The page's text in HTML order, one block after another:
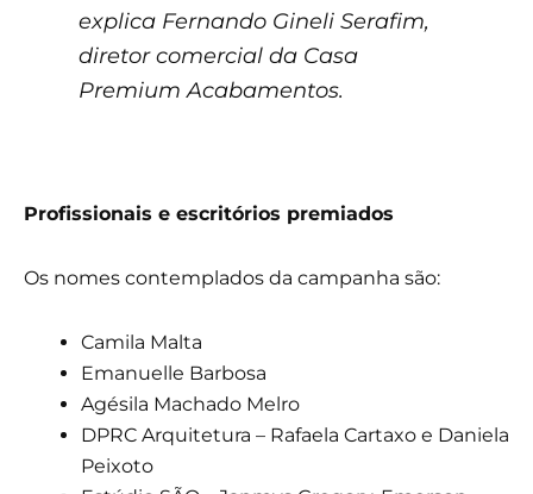
explica Fernando Gineli Serafim,
diretor comercial da Casa
Premium Acabamentos.
Profissionais e escritórios premiados
Os nomes contemplados da campanha são:
Camila Malta
Emanuelle Barbosa
Agésila Machado Melro
DPRC Arquitetura – Rafaela Cartaxo e Daniela
Peixoto